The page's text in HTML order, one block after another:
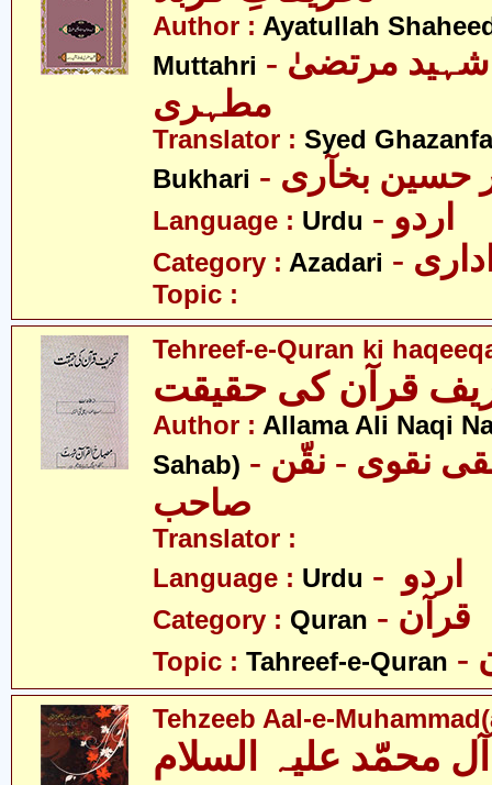
Author : Ayatullah
Muttahri - آیت اللہ شہید مرتضیٰ
مطہری
Translator : Syed
Bukhari
حسین بخآری
Language : Urdu - اردو
Category : Azadari
Topic :
Tehreef-e-Quran ki
Author : Allama Ali Naqi
Sahab) - علامہ علی نقی نقوی - نقّن
صاحب
Translator :
Language : Urdu
Category : Quran - قرآن
Topic : Tahreef-e-Quran
Tehzeeb Aal-e-